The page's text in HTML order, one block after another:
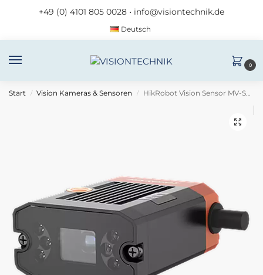
+49 (0) 4101 805 0028 • info@visiontechnik.de
Deutsch
0
Start / Vision Kameras & Sensoren / HikRobot Vision Sensor MV-SC2016EM-08S-WBN